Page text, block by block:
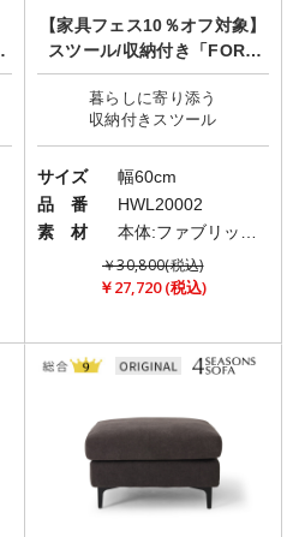
【家具フェス10％オフ対象】
スツール/収納付き「FORU
（フォル）」
暮らしに寄り添う
サイズ
幅60cm
品 番
HWL20002
素 材
￥30,800(税込)
￥27,720 (税込)